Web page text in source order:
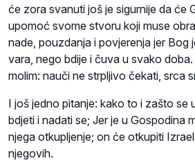
će zora svanuti još je sigurnije da će
upomoć svome stvoru koji muse
nade, pouzdanja i povjerenja jer Bog
vara, nego bdije i čuva u svako doba.
molim: nauči ne strpljivo čekati, srca
I još jedno pitanje: kako to i zašto se
bdjeti i nadati se; Jer je u Gospodina
njega otkupljenje; on će otkupiti
njegovih.